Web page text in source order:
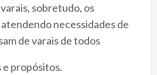
sobretudo, os
necessidades de
de varais de todos
e propósitos.